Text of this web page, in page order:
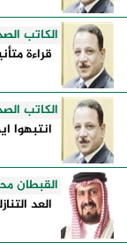
الكاتب
قراءة
الكاتب
انتبهوا
القبطان
العد